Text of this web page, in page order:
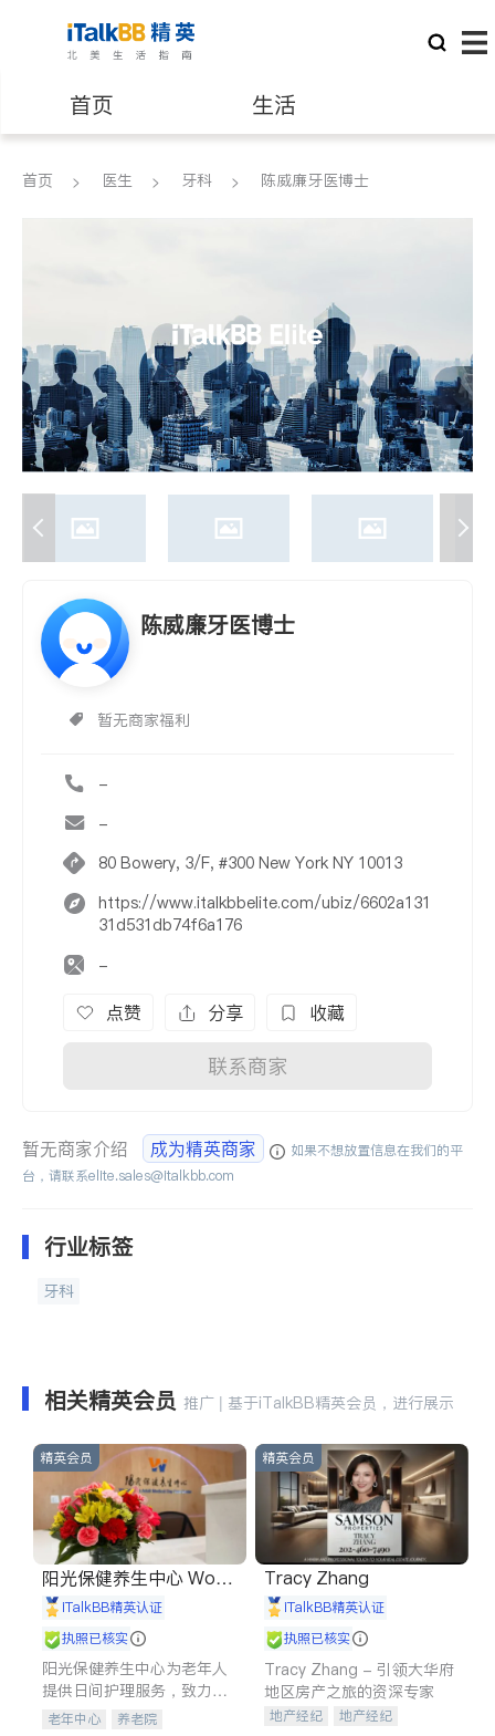
首页 生活
医生 律师
养老 非盈利组织
首页 医生 牙科 陈威廉牙医博士
陈威廉牙医博士
暂无商家福利
-
-
80 Bowery, 3/F, #300 New York NY 10013
https://www.italkbbelite.com/ubiz/6602a131
31d531db74f6a176
-
点赞 分享 收藏
联系商家
暂无商家介绍 成为精英商家
如果不想放置信息在我们的平
台，请联系elite.sales@italkbb.com
行业标签
牙科
相关精英会员 推广 | 基于iTalkBB精英会员，进行展示
精英会员
阳光保健养生中心 World
shine
iTalkBB精英认证
执照已核实
阳光保健养生中心为老年人
提供日间护理服务，致力于
通过持续的护理创新来有效
老年中心 养老院
精英会员
Tracy Zhang
iTalkBB精英认证
执照已核实
Tracy Zhang - 引领大华府
地区房产之旅的资深专家
地产经纪
地产经纪